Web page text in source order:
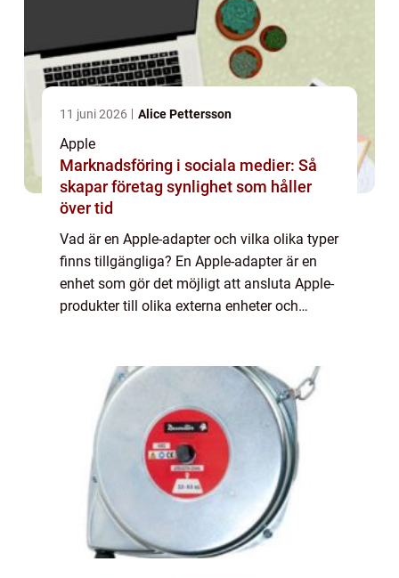
11 juni 2026 Alice Pettersson
Apple
Marknadsföring i sociala medier: Så
skapar företag synlighet som håller
över tid
Vad är en Apple-adapter och vilka olika typer
finns tillgängliga? En Apple-adapter är en
enhet som gör det möjligt att ansluta Apple-
produkter till olika externa enheter och